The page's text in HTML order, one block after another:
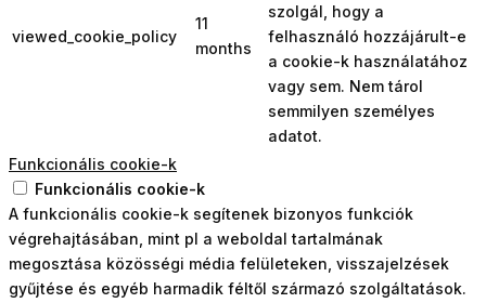
viewed_cookie_policy
11
months
szolgál, hogy a
felhasználó hozzájárult-e
a cookie-k használatához
vagy sem. Nem tárol
semmilyen személyes
adatot.
Funkcionális cookie-k
Funkcionális cookie-k
A funkcionális cookie-k segítenek bizonyos funkciók
végrehajtásában, mint pl a weboldal tartalmának
megosztása közösségi média felületeken, visszajelzések
gyűjtése és egyéb harmadik féltől származó szolgáltatások.